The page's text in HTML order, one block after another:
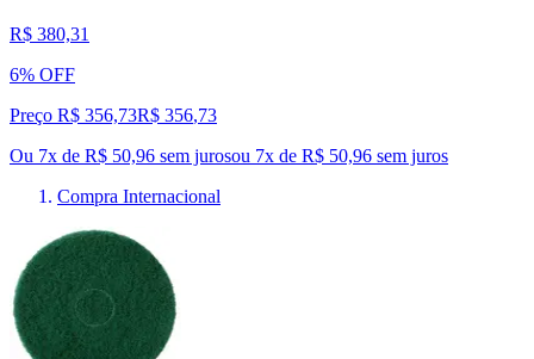
R$ 380,31
6% OFF
Preço R$ 356,73R$ 356,73
Ou 7x de R$ 50,96 sem jurosou 7x de R$ 50,96 sem juros
Compra Internacional